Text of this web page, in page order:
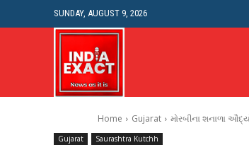
SUNDAY, AUGUST 9, 2026
Home Gujarat મોરબીના શનાળા
Gujarat Saurashtra Kutchh